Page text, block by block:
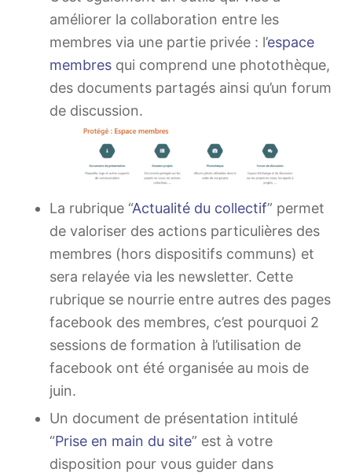
améliorer la collaboration entre les
membres via une partie privée : l’espace
membres qui comprend une photothèque,
des documents partagés ainsi qu’un forum
de discussion.
La rubrique “Actualité du collectif” permet
de valoriser des actions particulières des
membres (hors dispositifs communs) et
sera relayée via les newsletter. Cette
rubrique se nourrie entre autres des pages
facebook des membres, c’est pourquoi 2
sessions de formation à l’utilisation de
facebook ont été organisée au mois de
juin.
Un document de présentation intitulé
“Prise en main du site” est à votre
disposition pour vous guider dans